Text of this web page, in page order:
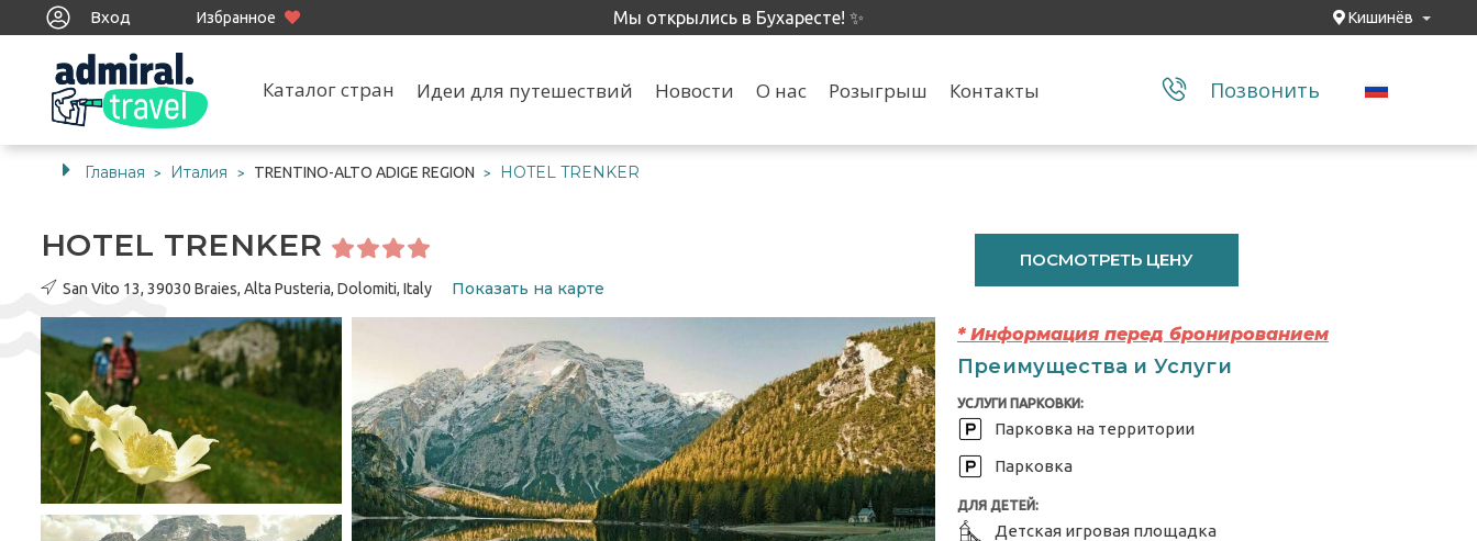
Мы открылись в Бухаресте! ✨
Вход Избранное Кишинёв
Каталог стран Идеи для путешествий Новости О нас Розыгрыш Контакты Позвонить
Главная > Италия > TRENTINO-ALTO ADIGE REGION > HOTEL TRENKER
HOTEL TRENKER
San Vito 13, 39030 Braies, Alta Pusteria, Dolomiti, Italy Показать на карте
ПОСМОТРЕТЬ ЦЕНУ
* Информация перед бронированием
Преимущества и Услуги
УСЛУГИ ПАРКОВКИ:
Парковка на территории
Парковка
ДЛЯ ДЕТЕЙ:
Детская игровая площадка